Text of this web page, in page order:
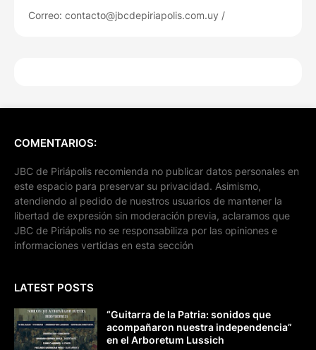
Correo: contacto@jbcdepiriapolis.com.uy /
COMENTARIOS:
JBC de Piriápolis recomienda no publicar datos personales en
este espacio para preservar su privacidad. Asimismo,
atendiendo al pedido de nuestros usuarios de mantener la
libertad de expresión sin moderación previa, aclaramos que
JBC de Piriápolis no se responsabiliza por las opiniones e
informaciones vertidas en esta sección
LATEST POSTS
“Guitarra de la Patria: sonidos que
acompañaron nuestra independencia”
en el Arboretum Lussich